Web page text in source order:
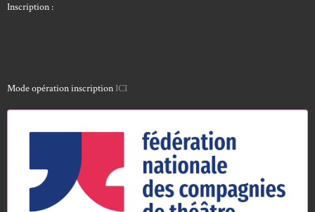
Inscription :
Mode opération inscription ICI